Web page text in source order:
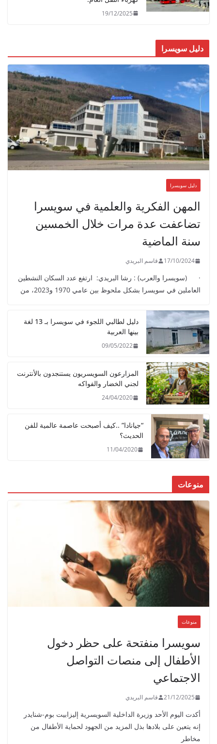
19/12/2025
دليل سويسرا
دليل سويسرا
المهن الفكرية والعلمية في سويسرا
تضاعفت عدة مرات خلال الخمسين
سنة الماضية
17/10/2024 قاسم البريدي
· (سويسرا والعرب) : رشا البريدي: ارتفع عدد السكان النشطين
العاملين في سويسرا بشكل ملحوظ بين عامي 1970 و2023، من
دليل لطالبي اللجوء في سويسرا بـ 13 لغة
بينها العربية
09/05/2022
المزارعون السويسريون يستنجدون بالأنترنت
لجني الخضار والفواكه
24/04/2020
“جيانادا” ..كيف أصبحت عاصمة عالمية للفن
الحديث؟
11/04/2020
منوعات
منوعات
سويسرا منفتحة على حظر دخول
الأطفال إلى منصات التواصل
الاجتماعي
21/12/2025 قاسم البريدي
أكدت اليوم الأحد وزيرة الداخلية السويسرية إليزابيت بوم-شنايدر
إنه يتعين على بلادها بذل المزيد من الجهود لحماية الأطفال من
مخاطر